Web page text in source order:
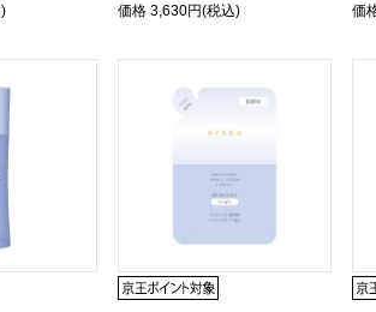
価格 3,630円(税込)
価